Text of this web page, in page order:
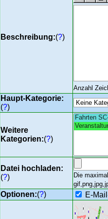
Beschreibung:(?)
Anzahl
Haupt-Kategorie:
(?)
Weitere
Kategorien:(?)
Datei hochladen:
(?)
Die
Optionen:(?) E-